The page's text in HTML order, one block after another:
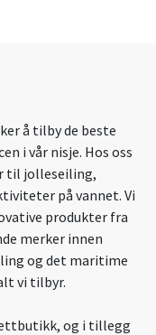
å tilby de beste
i vår nisje. Hos oss
til jolleseiling,
på vannet. Vi
produkter fra
merker innen
og det maritime
vi tilbyr.
og i tillegg